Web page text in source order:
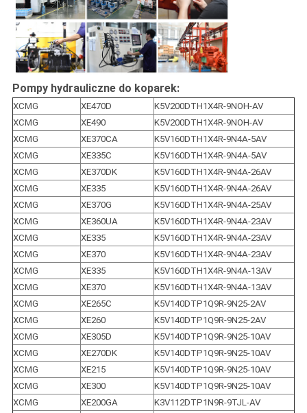
Pompy hydrauliczne do koparek:
XCMG XE470D
K5V200DTH1X4R-9NOH-AV
XCMG
XE490
K5V200DTH1X4R-9NOH-AV
XCMG
XE370CA
K5V160DTH1X4R-9N4A-5AV
XCMG
XE335C
K5V160DTH1X4R-9N4A-5AV
XCMG
XE370DK
K5V160DTH1X4R-9N4A-26AV
XCMG
XE335
K5V160DTH1X4R-9N4A-26AV
XCMG
XE370G
K5V160DTH1X4R-9N4A-25AV
XCMG
XE360UA
K5V160DTH1X4R-9N4A-23AV
XCMG
XE335
K5V160DTH1X4R-9N4A-23AV
XCMG
XE370
K5V160DTH1X4R-9N4A-23AV
XCMG
XE335
K5V160DTH1X4R-9N4A-13AV
XCMG
XE370
K5V160DTH1X4R-9N4A-13AV
XCMG
XE265C
K5V140DTP1Q9R-9N25-2AV
XCMG
XE260
K5V140DTP1Q9R-9N25-2AV
XCMG
XE305D
K5V140DTP1Q9R-9N25-10AV
XCMG
XE270DK
K5V140DTP1Q9R-9N25-10AV
XCMG
XE215
K5V140DTP1Q9R-9N25-10AV
XCMG
XE300
K5V140DTP1Q9R-9N25-10AV
XCMG
XE200GA
K3V112DTP1N9R-9TJL-AV